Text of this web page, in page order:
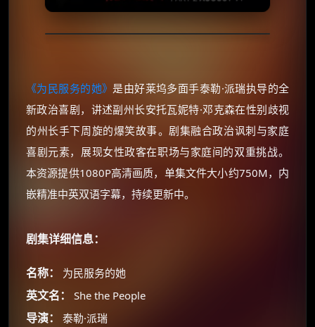
《为民服务的她》是由好莱坞多面手泰勒·派瑞执导的全
新政治喜剧，讲述副州长安托瓦妮特·邓克森在性别歧视
的州长手下周旋的爆笑故事​。剧集融合政治讽刺与家庭
喜剧元素，展现女性政客在职场与家庭间的双重挑战​。
本资源提供1080P高清画质，单集文件大小约750M，内
嵌精准中英双语字幕，持续更新中​。
剧集详细信息：
名称： 为民服务的她
英文名： She the People
导演： 泰勒·派瑞